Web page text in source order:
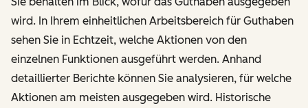
wird. In Ihrem einheitlichen Arbeitsbereich für Guthaben
sehen Sie in Echtzeit, welche Aktionen von den
einzelnen Funktionen ausgeführt werden. Anhand
detaillierter Berichte können Sie analysieren, für welche
Aktionen am meisten ausgegeben wird. Historische